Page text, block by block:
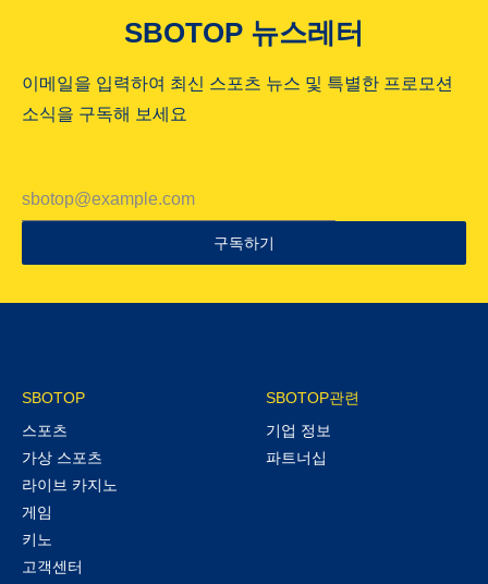
SBOTOP 뉴스레터
이메일을 입력하여 최신 스포츠 뉴스 및 특별한 프로모션
소식을 구독해 보세요
구독하기
SBOTOP
스포츠
가상 스포츠
라이브 카지노
게임
키노
고객센터
SBOTOP관련
기업 정보
파트너십